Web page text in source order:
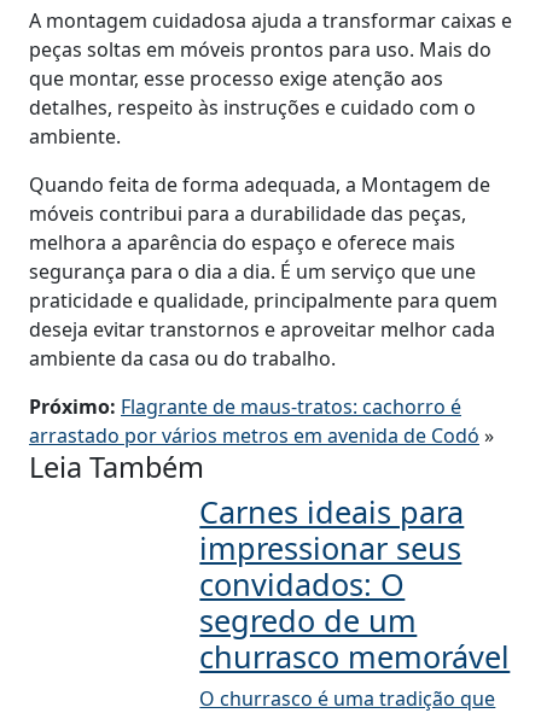
A montagem cuidadosa ajuda a transformar caixas e
peças soltas em móveis prontos para uso. Mais do
que montar, esse processo exige atenção aos
detalhes, respeito às instruções e cuidado com o
ambiente.
Quando feita de forma adequada, a Montagem de
móveis contribui para a durabilidade das peças,
melhora a aparência do espaço e oferece mais
segurança para o dia a dia. É um serviço que une
praticidade e qualidade, principalmente para quem
deseja evitar transtornos e aproveitar melhor cada
ambiente da casa ou do trabalho.
Próximo: Flagrante de maus-tratos: cachorro é
arrastado por vários metros em avenida de Codó »
Leia Também
Carnes ideais para
impressionar seus
convidados: O
segredo de um
churrasco memorável
O churrasco é uma tradição que